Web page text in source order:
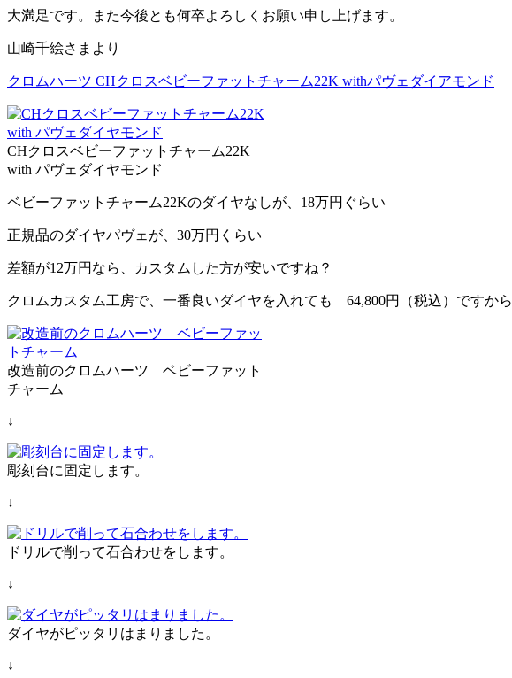
大満足です。また今後とも何卒よろしくお願い申し上げます。
山崎千絵さまより
クロムハーツ CHクロスベビーファットチャーム22K withパヴェダイアモンド
CHクロスベビーファットチャーム22K
with パヴェダイヤモンド
ベビーファットチャーム22Kのダイヤなしが、18万円ぐらい
正規品のダイヤパヴェが、30万円くらい
差額が12万円なら、カスタムした方が安いですね？
クロムカスタム工房で、一番良いダイヤを入れても 64,800円（税込）ですから
改造前のクロムハーツ ベビーファット
チャーム
↓
彫刻台に固定します。
↓
ドリルで削って石合わせをします。
↓
ダイヤがピッタリはまりました。
↓